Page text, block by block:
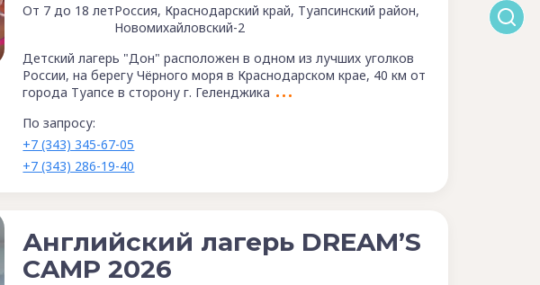
От 7 до 18 летРоссия, Краснодарский край, Туапсинский район,
Новомихайловский-2
Детский лагерь "Дон" расположен в одном из лучших уголков
России, на берегу Чёрного моря в Краснодарском крае, 40 км от
города Туапсе в сторону г. Геленджика
По запросу:
+7 (343) 345-67-05
+7 (343) 286-19-40
Английский лагерь DREAM’S
CAMP 2026